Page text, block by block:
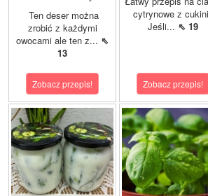
Ten deser można
zrobić z każdymi
owocami ale ten z... ⇖
13
Zobacz przepis!
cytrynowe z
Jeśli... ⇖ 19
Zobacz przepis!